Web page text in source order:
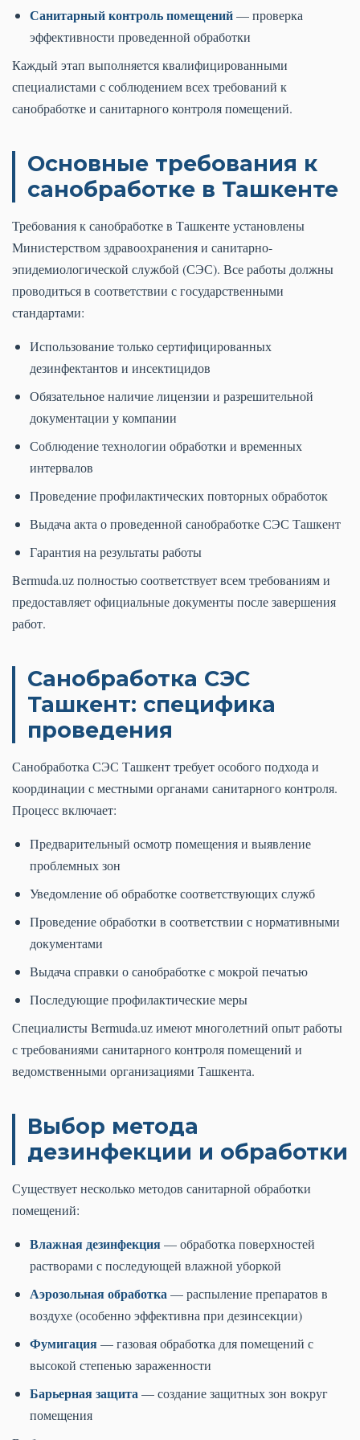
Санитарный контроль помещений— проверка
эффективности проведенной обработки
Каждый этап выполняется квалифицированными
специалистами с соблюдением всех требований к
санобработке и санитарного контроля помещений.
Основные требования к
санобработке в Ташкенте
Требования к санобработке в Ташкенте установлены
Министерством здравоохранения и санитарно-
эпидемиологической службой (СЭС). Все работы должны
проводиться в соответствии с государственными
стандартами:
Использование только сертифицированных
дезинфектантов и инсектицидов
Обязательное наличие лицензии и разрешительной
документации у компании
Соблюдение технологии обработки и временных
интервалов
Проведение профилактических повторных обработок
Выдача акта о проведенной санобработке СЭС Ташкент
Гарантия на результаты работы
Bermuda.uz полностью соответствует всем требованиям и
предоставляет официальные документы после завершения
работ.
Санобработка СЭС
Ташкент: специфика
проведения
Санобработка СЭС Ташкент требует особого подхода и
координации с местными органами санитарного контроля.
Процесс включает:
Предварительный осмотр помещения и выявление
проблемных зон
Уведомление об обработке соответствующих служб
Проведение обработки в соответствии с нормативными
документами
Выдача справки о санобработке с мокрой печатью
Последующие профилактические меры
Специалисты Bermuda.uz имеют многолетний опыт работы
с требованиями санитарного контроля помещений и
ведомственными организациями Ташкента.
Выбор метода
дезинфекции и обработки
Существует несколько методов санитарной обработки
помещений:
Влажная дезинфекция— обработка поверхностей
растворами с последующей влажной уборкой
Аэрозольная обработка— распыление препаратов в
воздухе (особенно эффективна при дезинсекции)
Фумигация— газовая обработка для помещений с
высокой степенью зараженности
Барьерная защита— создание защитных зон вокруг
помещения